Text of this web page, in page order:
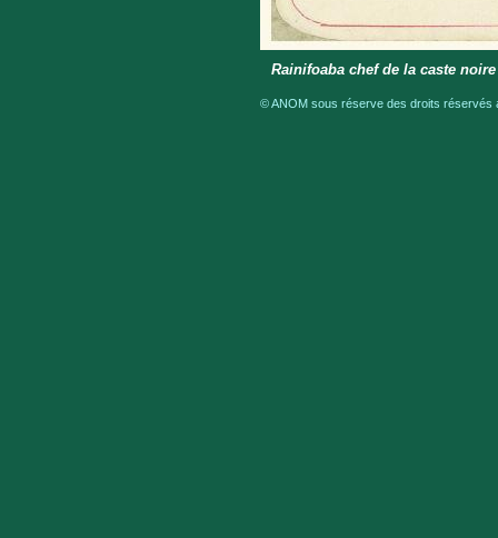
Rainifoaba chef de la caste
© ANOM sous réserve des droits réservés